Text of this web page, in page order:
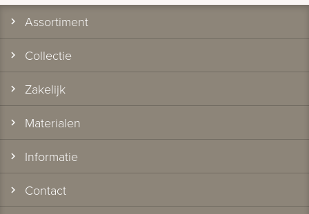
Assortiment
Collectie
Zakelijk
Materialen
Informatie
Contact